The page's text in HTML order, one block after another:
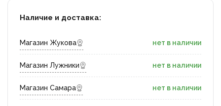
Наличие и доставка:
Магазин Жукова нет в наличии
Магазин Лужники нет в наличии
Магазин Самара нет в наличии